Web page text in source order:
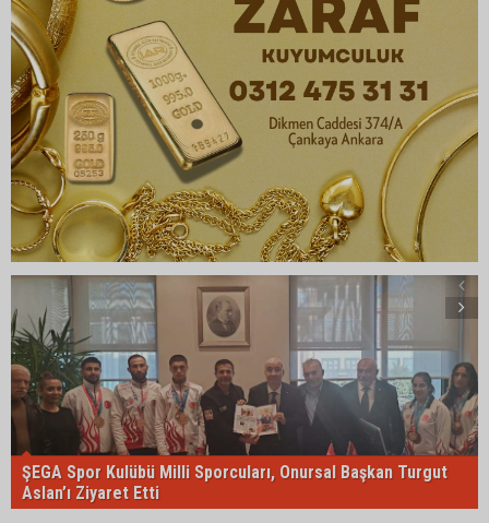
ŞEGA Spor Kulübü Milli Sporcuları, Onursal Başkan Turgut
Aslan’ı Ziyaret Etti